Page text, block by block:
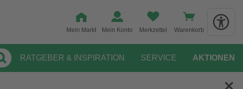
Mein Markt Mein Konto Merkzettel Warenkorb
RATGEBER & INSPIRATION SERVICE AKTIONEN